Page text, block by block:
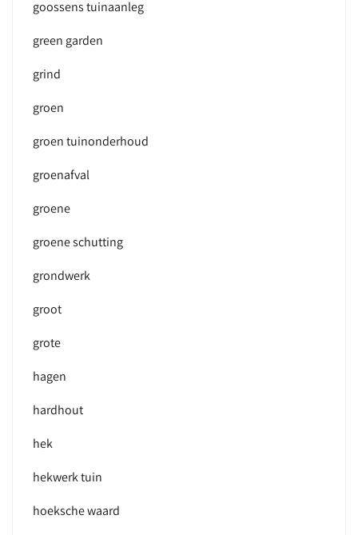
goossens tuinaanleg
green garden
grind
groen
groen tuinonderhoud
groenafval
groene
groene schutting
grondwerk
groot
grote
hagen
hardhout
hek
hekwerk tuin
hoeksche waard